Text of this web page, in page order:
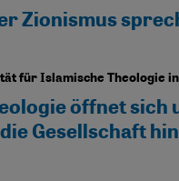
Zionismus
für Islamische Theologie
öffnet sich
Gesellschaft